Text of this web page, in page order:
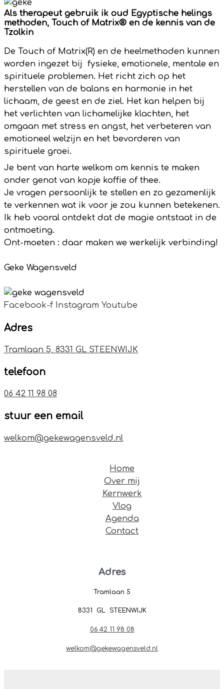
Als therapeut gebruik ik oud Egyptische helings
methoden, Touch of Matrix® en de kennis van de
Tzolkin
De Touch of Matrix(R) en de heelmethoden kunnen
worden ingezet bij fysieke, emotionele, mentale en
spirituele problemen. Het richt zich op het
herstellen van de balans en harmonie in het
lichaam, de geest en de ziel. Het kan helpen bij
het verlichten van lichamelijke klachten, het
omgaan met stress en angst, het verbeteren van
emotioneel welzijn en het bevorderen van
spirituele groei.
Je bent van harte welkom om kennis te maken
onder genot van kopje koffie of thee.
Je vragen persoonlijk te stellen en zo gezamenlijk
te verkennen wat ik voor je zou kunnen betekenen.
Ik heb vooral ontdekt dat de magie ontstaat in de
ontmoeting.
Ont-moeten : daar maken we werkelijk verbinding!
Geke Wagensveld
Facebook-f Instagram Youtube
Adres
Tramlaan 5, 8331 GL STEENWIJK
telefoon
06 42 11 98 08
stuur een email
welkom@gekewagensveld.nl
Home
Over mij
Kernwerk
Vlog
Agenda
Contact
Adres
Tramlaan 5
8331 GL STEENWIJK
06 42 11 98 08
welkom@gekewagensveld.nl